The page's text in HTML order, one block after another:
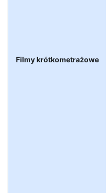
Filmy krótkometrażowe